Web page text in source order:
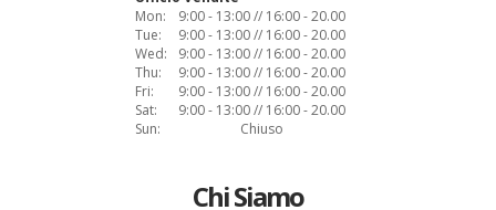
Mon:
9:00 - 13:00 // 16:00 - 20.00
Tue:
9:00 - 13:00 // 16:00 - 20.00
Wed:
9:00 - 13:00 // 16:00 - 20.00
Thu:
9:00 - 13:00 // 16:00 - 20.00
Fri:
9:00 - 13:00 // 16:00 - 20.00
Sat:
9:00 - 13:00 // 16:00 - 20.00
Sun:
Chiuso
Chi Siamo